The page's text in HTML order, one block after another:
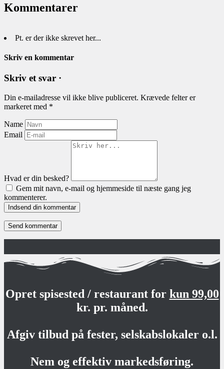
Kommentarer
Pt. er der ikke skrevet her...
Skriv en kommentar
Skriv et svar ·
Din e-mailadresse vil ikke blive publiceret. Krævede felter er
markeret med *
Name
Email
Hvad er din besked?
Gem mit navn, e-mail og hjemmeside til næste gang jeg
kommenterer.
Indsend din kommentar
Opret spisested / restaurant for kun 99,00
kr. pr. måned.
Afgiv tilbud på fester, selskabslokaler o.l.
Nem og effektiv markedsføring.